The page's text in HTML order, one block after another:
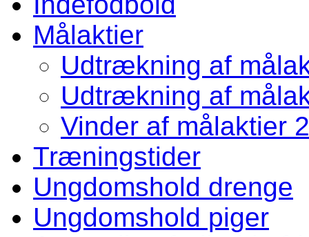
Målaktier
Udtrækning af
Udtrækning af
Vinder af målaktier
Træningstider
Ungdomshold drenge
Ungdomshold piger